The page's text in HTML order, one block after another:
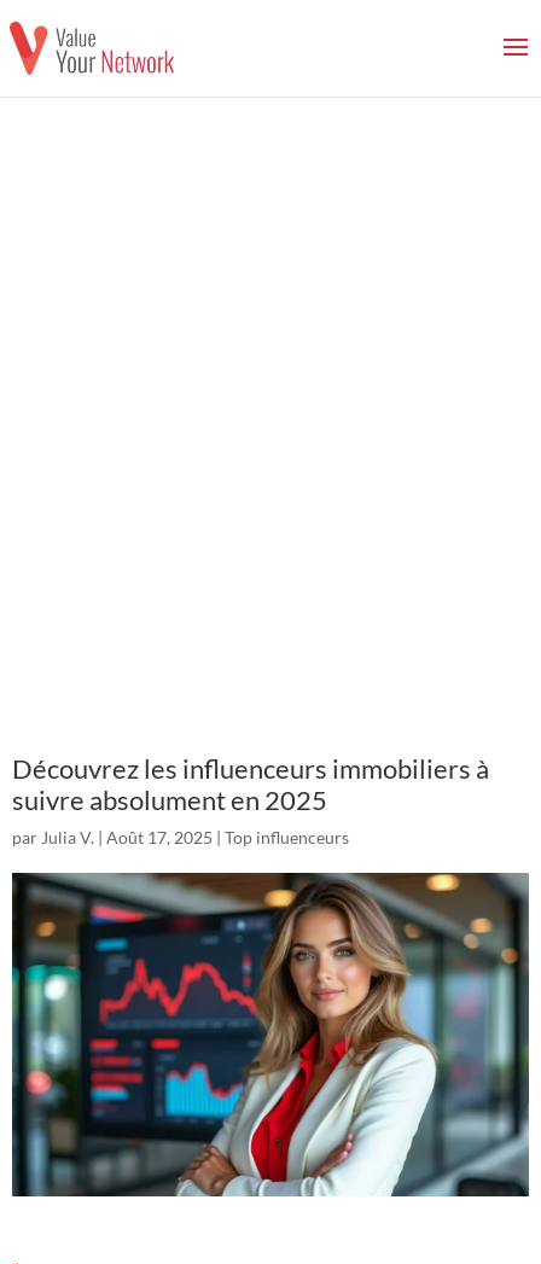
Découvrez les influenceurs immobiliers à
suivre absolument en 2025
par Julia V. | Août 17, 2025 | Top influenceurs